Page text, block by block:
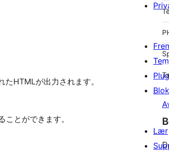
HTMLが出力されます。
とができます。
Lær